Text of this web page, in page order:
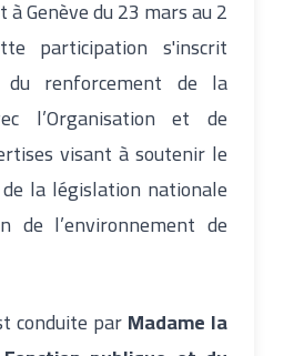
à Genève du 23 mars au 2
participation s'inscrit
renforcement de la
l’Organisation et de
visant à soutenir le
la législation nationale
de l’environnement de
conduite parMadame la